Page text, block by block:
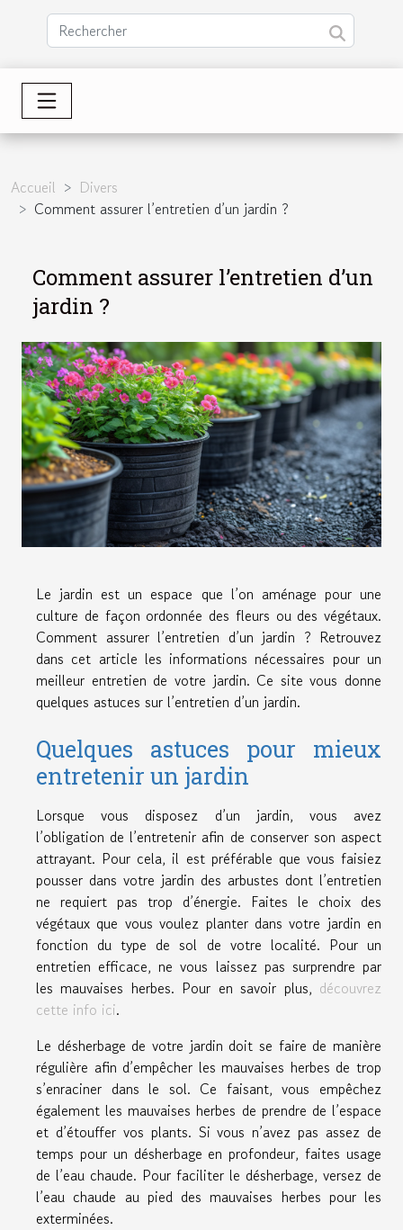
Accueil
Divers
Comment assurer l’entretien d’un jardin ?
Comment assurer l’entretien d’un
jardin ?
Le jardin est un espace que l’on aménage pour une
culture de façon ordonnée des fleurs ou des végétaux.
Comment assurer l’entretien d’un jardin ? Retrouvez
dans cet article les informations nécessaires pour un
meilleur entretien de votre jardin. Ce site vous donne
quelques astuces sur l’entretien d’un jardin.
Quelques astuces pour mieux
entretenir un jardin
Lorsque vous disposez d’un jardin, vous avez
l’obligation de l’entretenir afin de conserver son aspect
attrayant. Pour cela, il est préférable que vous faisiez
pousser dans votre jardin des arbustes dont l’entretien
ne requiert pas trop d’énergie. Faites le choix des
végétaux que vous voulez planter dans votre jardin en
fonction du type de sol de votre localité. Pour un
entretien efficace, ne vous laissez pas surprendre par
les mauvaises herbes. Pour en savoir plus, découvrez
cette info ici.
Le désherbage de votre jardin doit se faire de manière
régulière afin d’empêcher les mauvaises herbes de trop
s’enraciner dans le sol. Ce faisant, vous empêchez
également les mauvaises herbes de prendre de l’espace
et d’étouffer vos plants. Si vous n’avez pas assez de
temps pour un désherbage en profondeur, faites usage
de l’eau chaude. Pour faciliter le désherbage, versez de
l’eau chaude au pied des mauvaises herbes pour les
exterminées.